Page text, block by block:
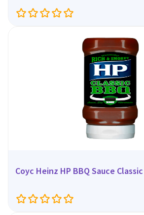
Соус Heinz HP BBQ Sauce